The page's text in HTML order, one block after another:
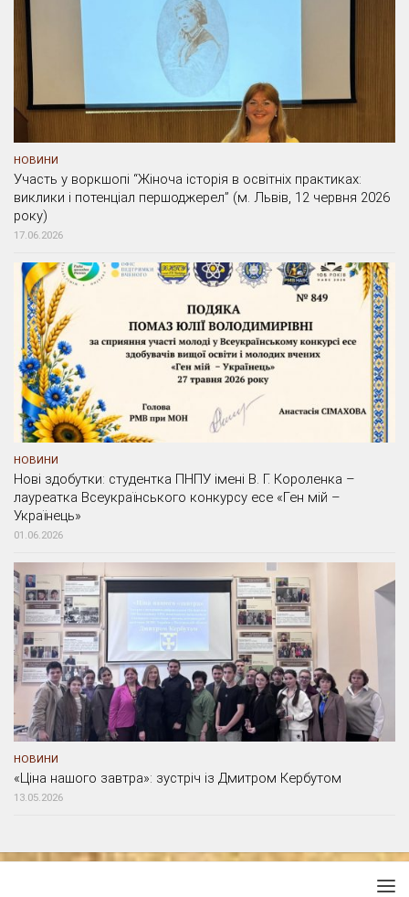
НОВИНИ
Участь у воркшопі “Жіноча історія в освітніх практиках:
виклики і потенціал першоджерел” (м. Львів, 12 червня 2026
року)
17.06.2026
НОВИНИ
Нові здобутки: студентка ПНПУ імені В. Г. Короленка –
лауреатка Всеукраїнського конкурсу есе «Ген мій –
Українець»
01.06.2026
НОВИНИ
«Ціна нашого завтра»: зустріч із Дмитром Кербутом
13.05.2026